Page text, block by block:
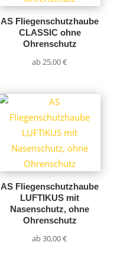
AS Fliegenschutzhaube
CLASSIC ohne
Ohrenschutz
ab25,00€
AS Fliegenschutzhaube
LUFTIKUS mit
Nasenschutz, ohne
Ohrenschutz
ab30,00€